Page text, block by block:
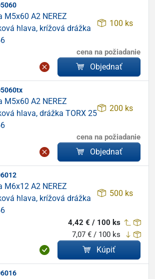
M5x60 A2 NEREZ
hlava, krížová drážka
100 ks
cena na požiadanie
Objednať
M5x60 A2 NEREZ
hlava, drážka TORX 25
200 ks
cena na požiadanie
Objednať
M6x12 A2 NEREZ
hlava, krížová drážka
500 ks
4,42 € / 100 ks
7,07 € / 100 ks
Kúpiť